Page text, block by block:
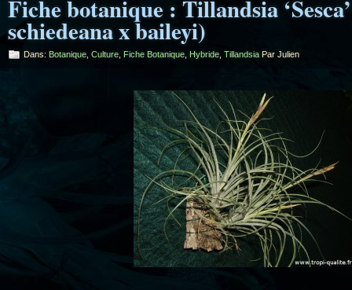
Fiche botanique : Tillandsia
schiedeana x baileyi)
Dans: Botanique Culture Fiche Botanique Hybride Tillandsia Par Julien